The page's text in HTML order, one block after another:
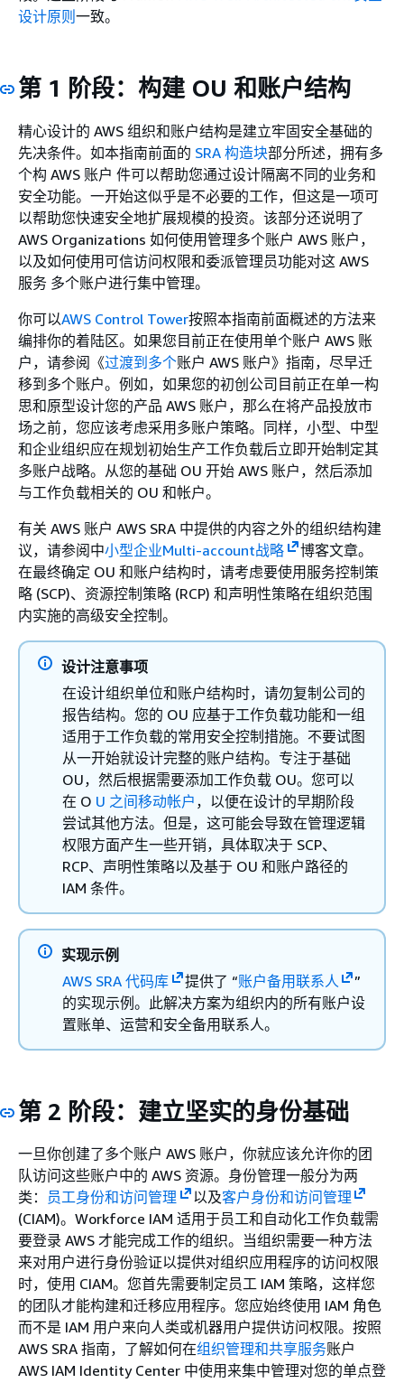
设计原则 一致。
第 1 阶段：构建 OU 和账户结构
精心设计的 AWS 组织和账户结构是建立牢固安全基础的
先决条件。如本指南前面的 SRA 构造块部分所述，拥有多
个构 AWS 账户 件可以帮助您通过设计隔离不同的业务和
安全功能。一开始这似乎是不必要的工作，但这是一项可
以帮助您快速安全地扩展规模的投资。该部分还说明了
AWS Organizations 如何使用管理多个账户 AWS 账户，
以及如何使用可信访问权限和委派管理员功能对这 AWS
服务 多个账户进行集中管理。
你可以AWS Control Tower按照本指南前面概述的方法来
编排你的着陆区。如果您目前正在使用单个账户 AWS 账
户，请参阅《过渡到多个账户 AWS 账户》指南，尽早迁
移到多个账户。例如，如果您的初创公司目前正在单一构
思和原型设计您的产品 AWS 账户，那么在将产品投放市
场之前，您应该考虑采用多账户策略。同样，小型、中型
和企业组织应在规划初始生产工作负载后立即开始制定其
多账户战略。从您的基础 OU 开始 AWS 账户，然后添加
与工作负载相关的 OU 和帐户。
有关 AWS 账户 AWS SRA 中提供的内容之外的组织结构建
议，请参阅中小型企业Multi-account战略
博客文章。
在最终确定 OU 和账户结构时，请考虑要使用服务控制策
略 (SCP)、资源控制策略 (RCP) 和声明性策略在组织范围
内实施的高级安全控制。
设计注意事项
在设计组织单位和账户结构时，请勿复制公司的
报告结构。您的 OU 应基于工作负载功能和一组
适用于工作负载的常用安全控制措施。不要试图
从一开始就设计完整的账户结构。专注于基础
OU，然后根据需要添加工作负载 OU。您可以
在 O U 之间移动帐户 ，以便在设计的早期阶段
尝试其他方法。但是，这可能会导致在管理逻辑
权限方面产生一些开销，具体取决于 SCP、
RCP、声明性策略以及基于 OU 和账户路径的
IAM 条件。
实现示例
AWS SRA 代码库
提供了 “账户备用联系人
”
的实现示例。此解决方案为组织内的所有账户设
置账单、运营和安全备用联系人。
第 2 阶段：建立坚实的身份基础
一旦你创建了多个账户 AWS 账户，你就应该允许你的团
队访问这些账户中的 AWS 资源。身份管理一般分为两
类： 员工身份和访问管理 以及客户身份和访问管理
(CIAM)。Workforce IAM 适用于员工和自动化工作负载需
要登录 AWS 才能完成工作的组织。当组织需要一种方法
来对用户进行身份验证以提供对组织应用程序的访问权限
时，使用 CIAM。您首先需要制定员工 IAM 策略，这样您
的团队才能构建和迁移应用程序。您应始终使用 IAM 角色
而不是 IAM 用户来向人类或机器用户提供访问权限。按照
AWS SRA 指南，了解如何在组织管理和共享服务账户
AWS IAM Identity Center 中使用来集中管理对您的单点登